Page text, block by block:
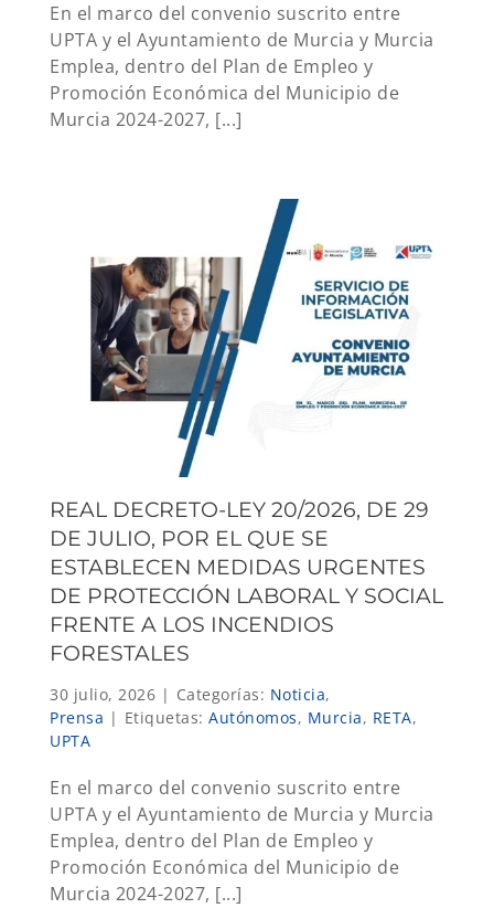
En el marco del convenio suscrito entre
UPTA y el Ayuntamiento de Murcia y Murcia
Emplea, dentro del Plan de Empleo y
Promoción Económica del Municipio de
Murcia 2024-2027, [...]
REAL DECRETO-LEY 20/2026, DE 29
DE JULIO, POR EL QUE SE
ESTABLECEN MEDIDAS URGENTES
DE PROTECCIÓN LABORAL Y SOCIAL
FRENTE A LOS INCENDIOS
FORESTALES
30 julio, 2026 | Categorías: Noticia,
Prensa | Etiquetas: Autónomos, Murcia, RETA,
UPTA
En el marco del convenio suscrito entre
UPTA y el Ayuntamiento de Murcia y Murcia
Emplea, dentro del Plan de Empleo y
Promoción Económica del Municipio de
Murcia 2024-2027, [...]